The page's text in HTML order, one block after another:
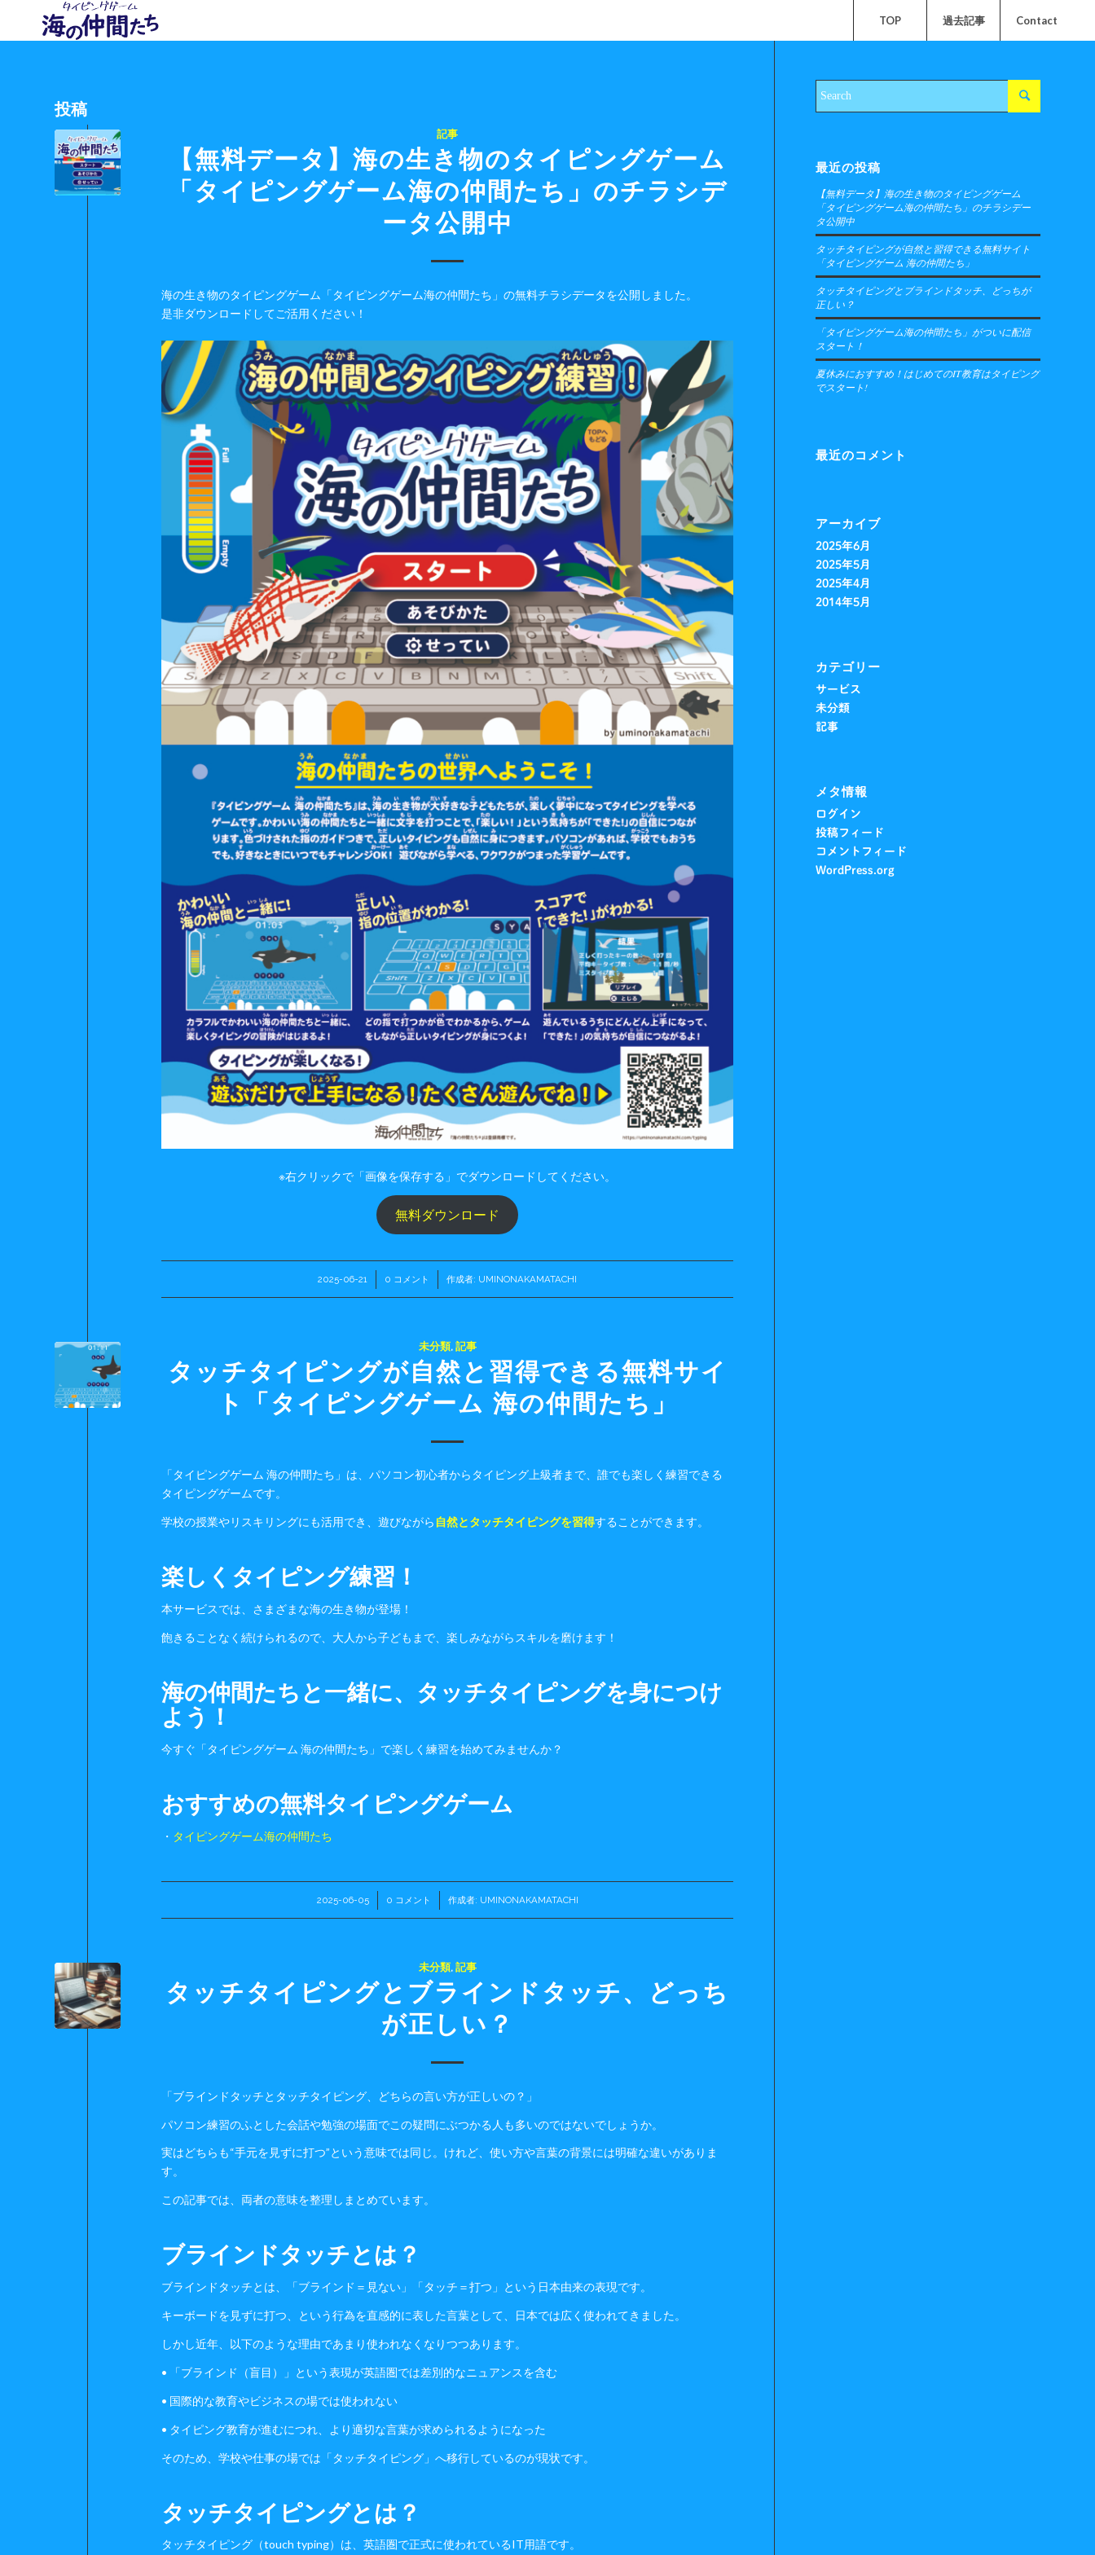
TOP 過去記事 Contact
投稿
記事
【無料データ】海の生き物のタイピングゲーム
「タイピングゲーム海の仲間たち」のチラシデ
ータ公開中
海の生き物のタイピングゲーム「タイピングゲーム海の仲間たち」の無料チラシデータを公開しました。
是非ダウンロードしてご活用ください！
※右クリックで「画像を保存する」でダウンロードしてください。
無料ダウンロード
2025-06-21
/ 0 コメント
/ 作成者: UMINONAKAMATACHI
未分類, 記事
タッチタイピングが自然と習得できる無料サイ
ト「タイピングゲーム 海の仲間たち」
「タイピングゲーム 海の仲間たち」は、パソコン初心者からタイピング上級者まで、誰でも楽しく練習できる
タイピングゲームです。
学校の授業やリスキリングにも活用でき、遊びながら 自然とタッチタイピングを習得することができます。
楽しくタイピング練習！
本サービスでは、さまざまな海の生き物が登場！
飽きることなく続けられるので、大人から子どもまで、楽しみながらスキルを磨けます！
海の仲間たちと一緒に、タッチタイピングを身につけ
よう！
今すぐ「タイピングゲーム 海の仲間たち」で楽しく練習を始めてみませんか？
おすすめの無料タイピングゲーム
・ タイピングゲーム海の仲間たち
2025-06-05
/ 0 コメント
/ 作成者: UMINONAKAMATACHI
未分類, 記事
タッチタイピングとブラインドタッチ、どっち
が正しい？
「ブラインドタッチとタッチタイピング、どちらの言い方が正しいの？」
パソコン練習のふとした会話や勉強の場面でこの疑問にぶつかる人も多いのではないでしょうか。
実はどちらも“手元を見ずに打つ”という意味では同じ。けれど、使い方や言葉の背景には明確な違いがありま
す。
この記事では、両者の意味を整理しまとめています。
ブラインドタッチとは？
ブラインドタッチとは、「ブラインド＝見ない」「タッチ＝打つ」という日本由来の表現です。
キーボードを見ずに打つ、という行為を直感的に表した言葉として、日本では広く使われてきました。
しかし近年、以下のような理由であまり使われなくなりつつあります。
• 「ブラインド（盲目）」という表現が英語圏では差別的なニュアンスを含む
• 国際的な教育やビジネスの場では使われない
• タイピング教育が進むにつれ、より適切な言葉が求められるようになった
そのため、学校や仕事の場では「タッチタイピング」へ移行しているのが現状です。
タッチタイピングとは？
タッチタイピング（touch typing）は、英語圏で正式に使われているIT用語です。
最近の投稿
【無料データ】海の生き物のタイピングゲーム
「タイピングゲーム海の仲間たち」のチラシデー
タ公開中
タッチタイピングが自然と習得できる無料サイト
「タイピングゲーム 海の仲間たち」
タッチタイピングとブラインドタッチ、どっちが
正しい？
「タイピングゲーム海の仲間たち」がついに配信
スタート！
夏休みにおすすめ！はじめてのIT教育はタイピング
でスタート!
最近のコメント
アーカイブ
2025年6月
2025年5月
2025年4月
2014年5月
カテゴリー
サービス
未分類
記事
メタ情報
ログイン
投稿フィード
コメントフィード
WordPress.org